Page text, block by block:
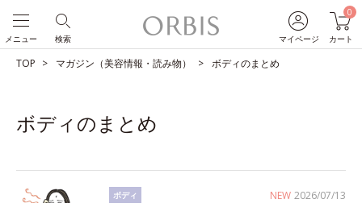
マイページ
0
カート
検索
メニュー
TOP マガジン（美容情報・読み物） ボディのまとめ
ボディのまとめ
NEW 2026/07/13
ボディ